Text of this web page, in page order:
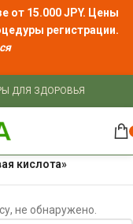
от 15.000 JPY. Цены
регистрации.
ДЛЯ ЗДОРОВЬЯ
кислота»
не обнаружено.